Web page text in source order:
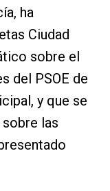
ha
Ciudad
sobre el
del PSOE de
y que se
sobre las